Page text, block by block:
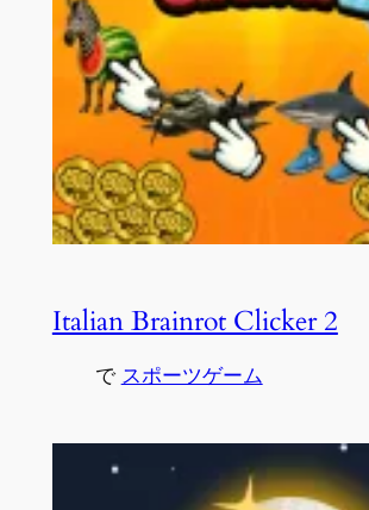
Italian Brainrot Clicker 2
で スポーツゲーム